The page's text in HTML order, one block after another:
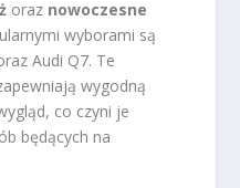
oraz nowoczesne
wyborami są
Audi Q7. Te
wygodną
co czyni je
będących na